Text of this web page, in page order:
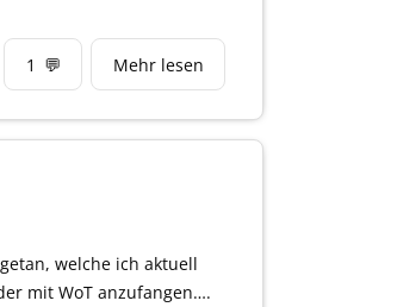
1 💬 Mehr lesen
welche ich aktuell
mit WoT anzufangen….